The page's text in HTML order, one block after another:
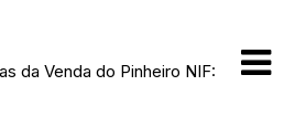
da Venda do Pinheiro NIF: